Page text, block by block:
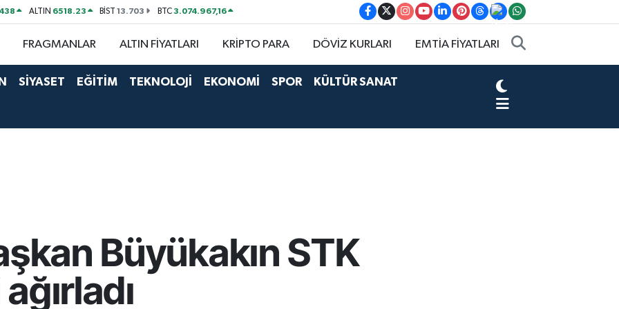
ALTIN 6518.23 BİST13.703 BTC3.074.967,16
FRAGMANLAR ALTIN FİYATLARI KRİPTO PARA DÖVİZ KURLARI EMTİA FİYATLARI
SİYASET EĞİTİM TEKNOLOJİ EKONOMİ SPOR KÜLTÜR SANAT
Büyükakın STK